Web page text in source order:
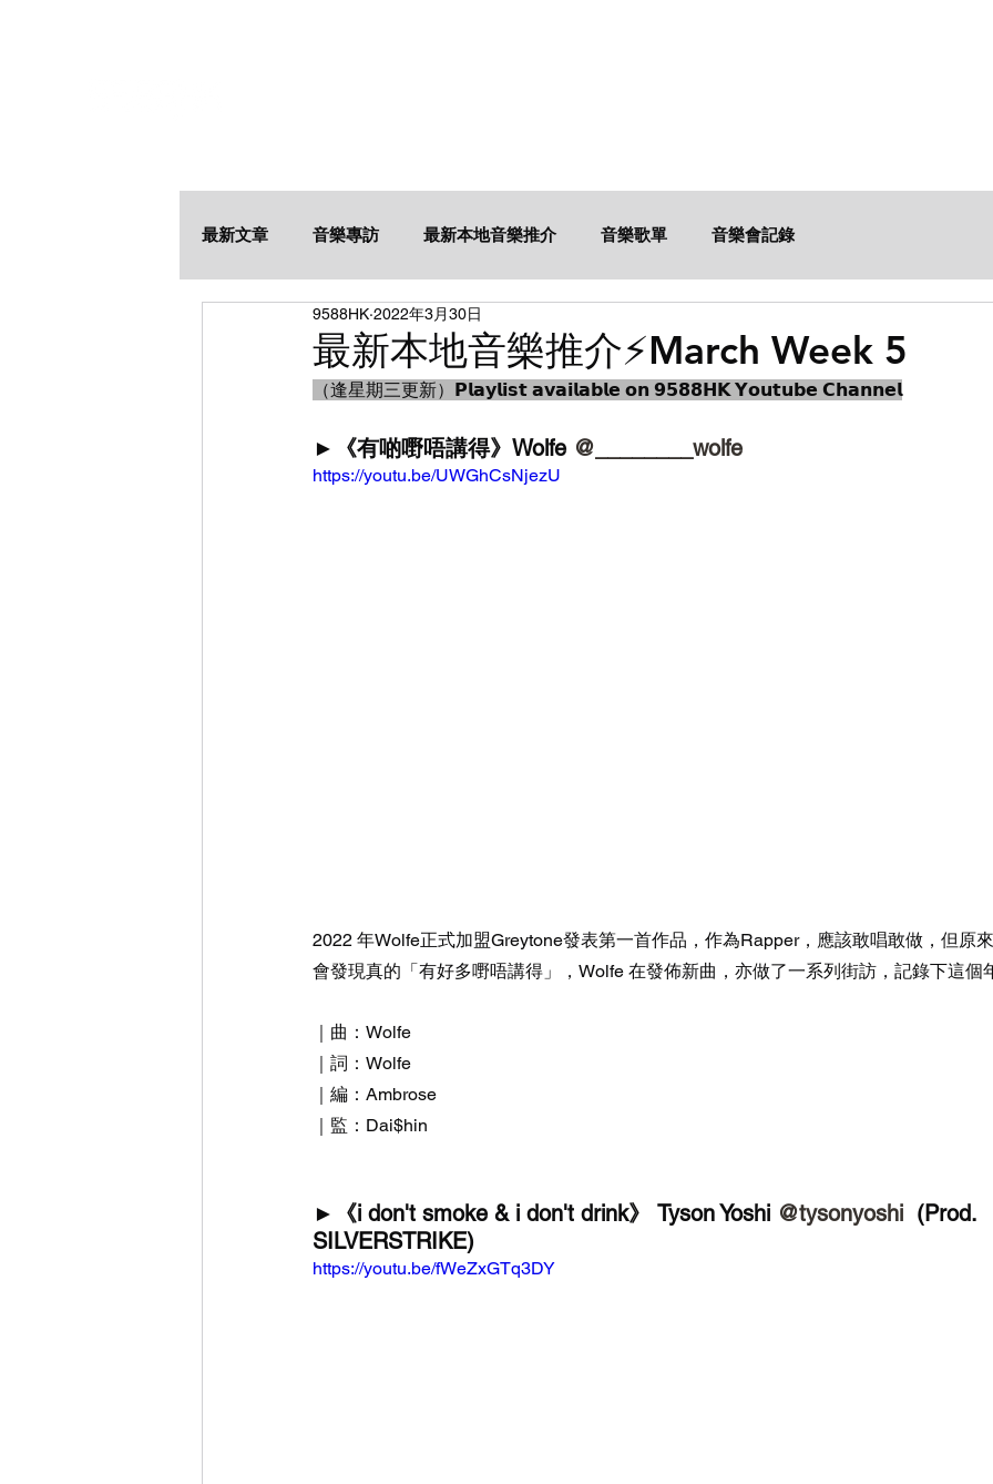
最新文章 音樂專訪 最新本地音樂推介 音樂歌單 音樂會記錄
最新本地音樂推介⚡️March Week 5
9588HK 2022年3月30日
（逢星期三更新）𝗣𝗹𝗮𝘆𝗹𝗶𝘀𝘁 𝗮𝘃𝗮𝗶𝗹𝗮𝗯𝗹𝗲 𝗼𝗻 𝟵𝟱𝟴𝟴𝗛𝗞 𝗬𝗼𝘂𝘁𝘂𝗯𝗲 𝗖𝗵𝗮𝗻𝗻𝗲𝗹
►《有啲嘢唔講得》Wolfe @________wolfe
https://youtu.be/UWGhCsNjezU
2022 年Wolfe正式加盟Greytone發表第一首作品，作為Rapper，應該敢唱敢做，但原
會發現真的「有好多嘢唔講得」，Wolfe 在發佈新曲，亦做了一系列街訪，記錄下這個
｜曲：Wolfe
｜詞：Wolfe
｜編：Ambrose
｜監：Dai$hin
►《i don't smoke & i don't drink》 Tyson Yoshi @tysonyoshi
  (Prod.
SILVERSTRIKE)
https://youtu.be/fWeZxGTq3DY